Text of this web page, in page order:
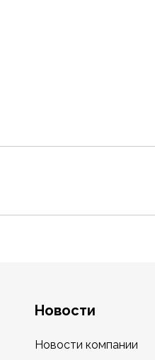
Новости
Новости компании